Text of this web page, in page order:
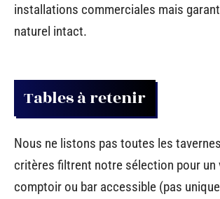
installations commerciales mais
naturel intact.
Tables à retenir
Nous ne listons pas toutes les
critères filtrent notre sélection pour un
comptoir ou bar accessible (pas